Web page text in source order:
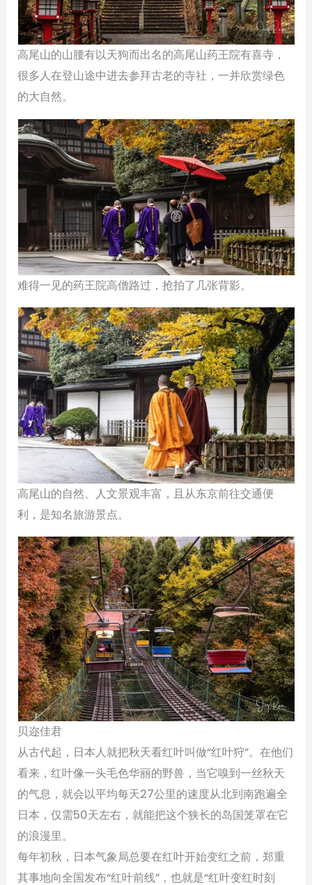
高尾山的山腰有以天狗而出名的高尾山药王院有喜寺，
很多人在登山途中进去参拜古老的寺社，一并欣赏绿色
的大自然。
难得一见的药王院高僧路过，抢拍了几张背影。
高尾山的自然、人文景观丰富，且从东京前往交通便
利，是知名旅游景点。
贝迩佳君
从古代起，日本人就把秋天看红叶叫做“红叶狩”。在他们
看来，红叶像一头毛色华丽的野兽，当它嗅到一丝秋天
的气息，就会以平均每天27公里的速度从北到南跑遍全
日本，仅需50天左右，就能把这个狭长的岛国笼罩在它
的浪漫里。
每年初秋，日本气象局总要在红叶开始变红之前，郑重
其事地向全国发布“红叶前线”，也就是“红叶变红时刻